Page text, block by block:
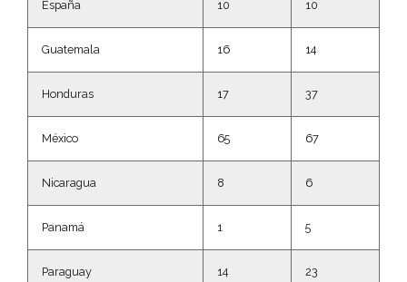
España 10 10
Guatemala 16 14
Honduras 17 37
México 65 67
Nicaragua 8 6
Panamá 1 5
Paraguay 14 23